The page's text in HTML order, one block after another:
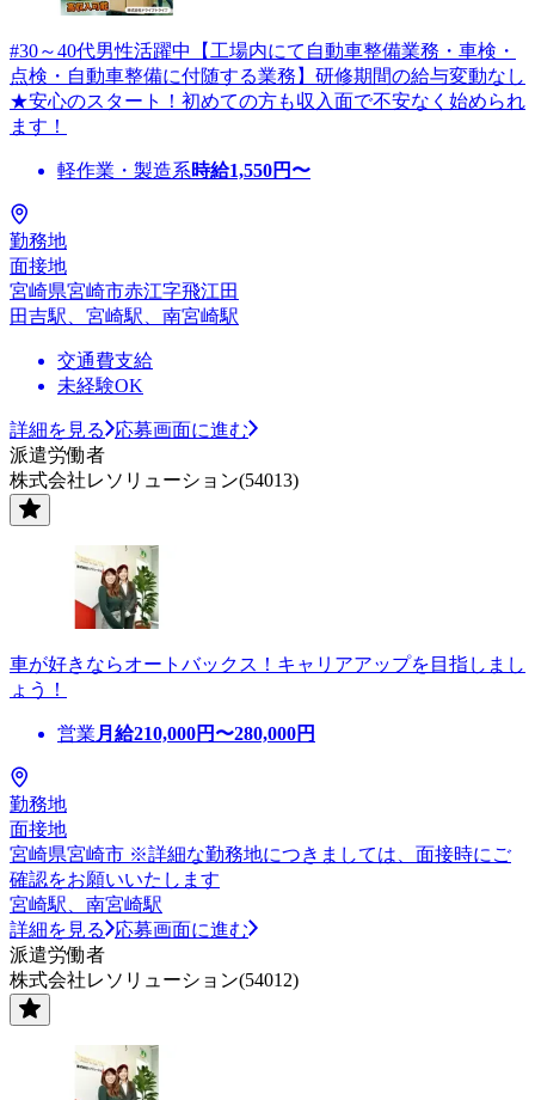
#30～40代男性活躍中【工場内にて自動車整備業務・車検・
点検・自動車整備に付随する業務】研修期間の給与変動なし
★安心のスタート！初めての方も収入面で不安なく始められ
ます！
軽作業・製造系時給1,550円〜
勤務地
面接地
宮崎県宮崎市赤江字飛江田
田吉駅、宮崎駅、南宮崎駅
交通費支給
未経験OK
詳細を見る
応募画面に進む
派遣労働者
株式会社レソリューション(54013)
車が好きならオートバックス！キャリアアップを目指しまし
ょう！
営業 月給210,000円〜280,000円
勤務地
面接地
宮崎県宮崎市 ※詳細な勤務地につきましては、面接時にご
確認をお願いいたします
宮崎駅、南宮崎駅
詳細を見る
応募画面に進む
派遣労働者
株式会社レソリューション(54012)